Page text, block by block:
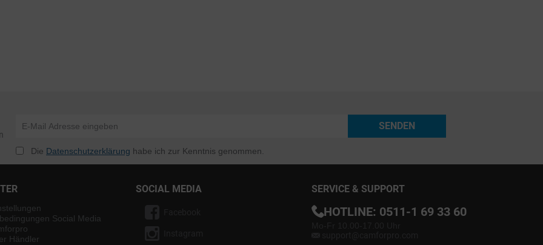
SENDEN
Die Datenschutzerklärung habe ich zur Kenntnis genommen.
Social Media
Händler
SOCIAL MEDIA SERVICE & SUPPORT
HOTLINE: 0511-1 69 33 60